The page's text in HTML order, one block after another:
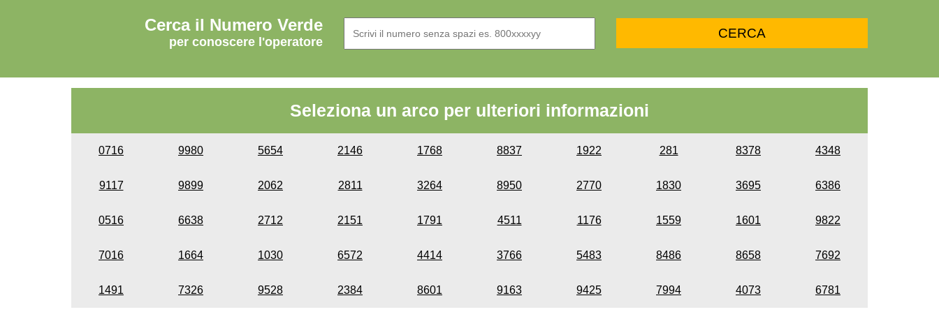
Cerca il Numero Verde
per conoscere l'operatore
Seleziona un arco per ulteriori informazioni
0716 9980 5654 2146 1768 8837 1922 281 8378 4348
9117 9899 2062 2811 3264 8950 2770 1830 3695 6386
0516 6638 2712 2151 1791 4511 1176 1559 1601 9822
7016 1664 1030 6572 4414 3766 5483 8486 8658 7692
1491 7326 9528 2384 8601 9163 9425 7994 4073 6781